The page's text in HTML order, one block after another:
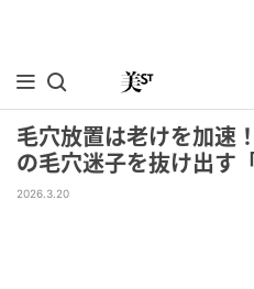
毛穴放置は老けを加速
の毛穴迷子を抜け出す
2026.3.20